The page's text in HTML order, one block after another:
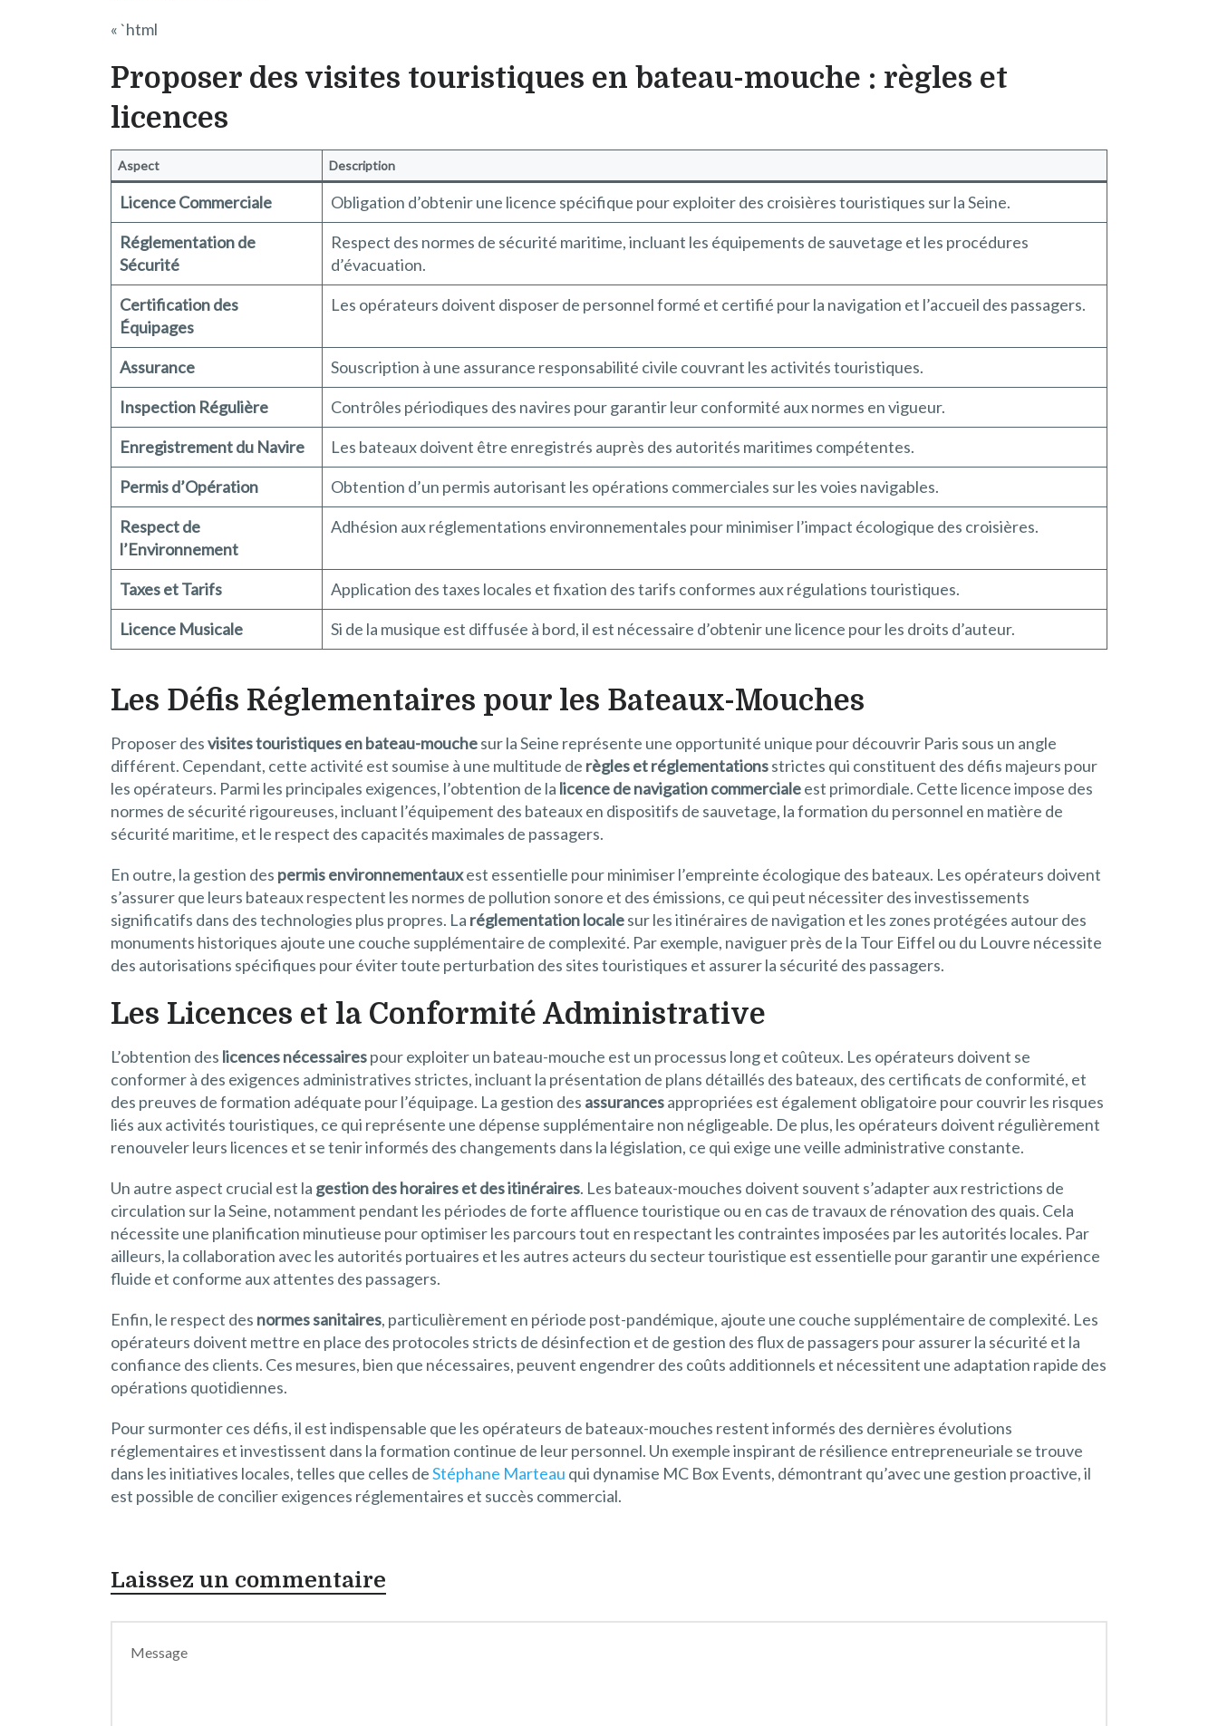
« `html
Proposer des visites touristiques en bateau-mouche : règles et
licences
Aspect Description
Licence Commerciale
Obligation d’obtenir une licence spécifique pour exploiter des croisières touristiques sur la Seine.
Réglementation de
Sécurité
Respect des normes de sécurité maritime, incluant les équipements de sauvetage et les procédures
d’évacuation.
Certification des
Équipages
Les opérateurs doivent disposer de personnel formé et certifié pour la navigation et l’accueil des passagers.
Assurance
Souscription à une assurance responsabilité civile couvrant les activités touristiques.
Inspection Régulière
Contrôles périodiques des navires pour garantir leur conformité aux normes en vigueur.
Enregistrement du Navire
Les bateaux doivent être enregistrés auprès des autorités maritimes compétentes.
Permis d’Opération
Obtention d’un permis autorisant les opérations commerciales sur les voies navigables.
Respect de
l’Environnement
Adhésion aux réglementations environnementales pour minimiser l’impact écologique des croisières.
Taxes et Tarifs
Application des taxes locales et fixation des tarifs conformes aux régulations touristiques.
Licence Musicale
Si de la musique est diffusée à bord, il est nécessaire d’obtenir une licence pour les droits d’auteur.
Les Défis Réglementaires pour les Bateaux-Mouches
Proposer desvisites touristiques en bateau-mouchesur la Seine représente une opportunité unique pour découvrir Paris sous un angle
différent. Cependant, cette activité est soumise à une multitude de règles et réglementationsstrictes qui constituent des défis majeurs pour
les opérateurs. Parmi les principales exigences, l’obtention de la licence de navigation commercialeest primordiale. Cette licence impose des
normes de sécurité rigoureuses, incluant l’équipement des bateaux en dispositifs de sauvetage, la formation du personnel en matière de
sécurité maritime, et le respect des capacités maximales de passagers.
En outre, la gestion des permis environnementauxest essentielle pour minimiser l’empreinte écologique des bateaux. Les opérateurs doivent
s’assurer que leurs bateaux respectent les normes de pollution sonore et des émissions, ce qui peut nécessiter des investissements
significatifs dans des technologies plus propres. La réglementation localesur les itinéraires de navigation et les zones protégées autour des
monuments historiques ajoute une couche supplémentaire de complexité. Par exemple, naviguer près de la Tour Eiffel ou du Louvre nécessite
des autorisations spécifiques pour éviter toute perturbation des sites touristiques et assurer la sécurité des passagers.
Les Licences et la Conformité Administrative
L’obtention des licences nécessairespour exploiter un bateau-mouche est un processus long et coûteux. Les opérateurs doivent se
conformer à des exigences administratives strictes, incluant la présentation de plans détaillés des bateaux, des certificats de conformité, et
des preuves de formation adéquate pour l’équipage. La gestion des assurancesappropriées est également obligatoire pour couvrir les risques
liés aux activités touristiques, ce qui représente une dépense supplémentaire non négligeable. De plus, les opérateurs doivent régulièrement
renouveler leurs licences et se tenir informés des changements dans la législation, ce qui exige une veille administrative constante.
Un autre aspect crucial est la gestion des horaires et des itinéraires. Les bateaux-mouches doivent souvent s’adapter aux restrictions de
circulation sur la Seine, notamment pendant les périodes de forte affluence touristique ou en cas de travaux de rénovation des quais. Cela
nécessite une planification minutieuse pour optimiser les parcours tout en respectant les contraintes imposées par les autorités locales. Par
ailleurs, la collaboration avec les autorités portuaires et les autres acteurs du secteur touristique est essentielle pour garantir une expérience
fluide et conforme aux attentes des passagers.
Enfin, le respect des normes sanitaires, particulièrement en période post-pandémique, ajoute une couche supplémentaire de complexité. Les
opérateurs doivent mettre en place des protocoles stricts de désinfection et de gestion des flux de passagers pour assurer la sécurité et la
confiance des clients. Ces mesures, bien que nécessaires, peuvent engendrer des coûts additionnels et nécessitent une adaptation rapide des
opérations quotidiennes.
Pour surmonter ces défis, il est indispensable que les opérateurs de bateaux-mouches restent informés des dernières évolutions
réglementaires et investissent dans la formation continue de leur personnel. Un exemple inspirant de résilience entrepreneuriale se trouve
dans les initiatives locales, telles que celles deStéphane Marteau qui dynamise MC Box Events, démontrant qu’avec une gestion proactive, il
est possible de concilier exigences réglementaires et succès commercial.
Laissez un commentaire